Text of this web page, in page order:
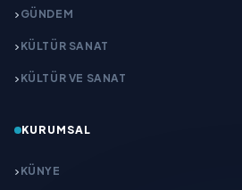
GÜNDEM
KÜLTÜR SANAT
KÜLTÜR VE SANAT
KURUMSAL
KÜNYE